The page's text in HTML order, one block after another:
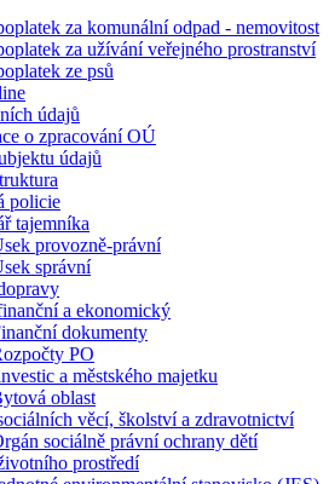
za komunální odpad - nemovitost
za užívání veřejného prostranství
ze psů
údajů
o zpracování OÚ
údajů
policie
tajemníka
provozně-právní
správní
a ekonomický
dokumenty
PO
a městského majetku
oblast
věcí, školství a zdravotnictví
sociálně právní ochrany dětí
prostředí